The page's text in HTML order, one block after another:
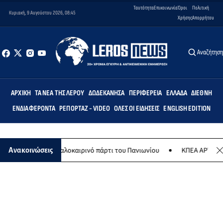
Κυριακή, 9 Αυγούστου 2026, 08:45
ΤαυτότηταΕπικοινωνίαΌροι
Χρήσης
Πολιτική
Απορρήτου
Αναζήτηση
ΑΡΧΙΚΉ ΤΑ ΝΈΑ ΤΗΣ ΛΈΡΟΥ ΔΩΔΕΚΆΝΗΣΑ ΠΕΡΙΦΈΡΕΙΑ ΕΛΛΆΔΑ ΔΙΕΘΝΉ
ΕΝΔΙΑΦΈΡΟΝΤΑ ΡΕΠΟΡΤΆΖ - VIDEO ΌΛΕΣ ΟΙ ΕΙΔΉΣΕΙΣ ENGLISH EDITION
Ανακοινώσειςτο καλοκαιρινό πάρτι του Πανιωνίου ΚΠΕΑ ΑΡΤΕΜΙΣ: